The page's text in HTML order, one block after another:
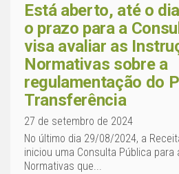
Está aberto, até o
o prazo para a
visa avaliar as
Normativas sobre a
regulamentação do
Transferência
27 de setembro de 2024
No último dia 29/08/2024, a
iniciou uma Consulta Pública
Normativas que...